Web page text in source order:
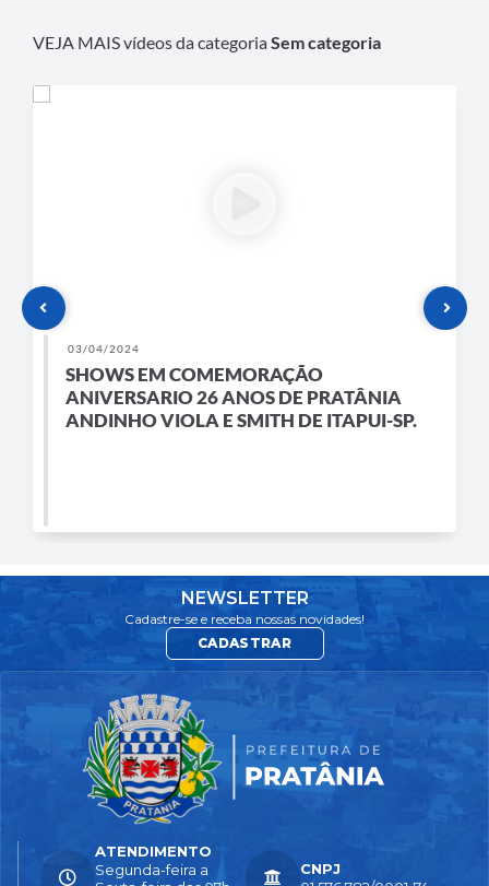
VEJA MAIS vídeos da categoriaSem categoria
03/04/2024
SHOWS EM COMEMORAÇÃO
ANIVERSARIO 26 ANOS DE PRATÂNIA
ANDINHO VIOLA E SMITH DE ITAPUI-SP.
NEWSLETTER
Cadastre-se e receba nossas novidades!
CADASTRAR
ATENDIMENTO
Segunda-feira a
CNPJ